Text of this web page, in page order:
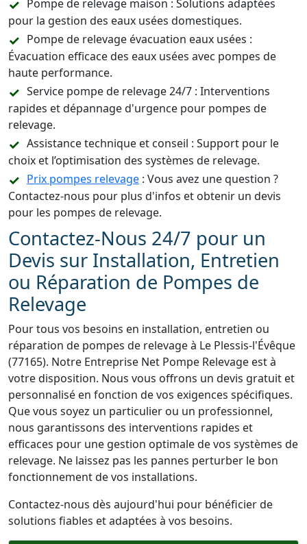
Pompe de relevage maison : Solutions adaptées
pour la gestion des eaux usées domestiques.
Pompe de relevage évacuation eaux usées :
Évacuation efficace des eaux usées avec pompes de
haute performance.
Service pompe de relevage 24/7 : Interventions
rapides et dépannage d'urgence pour pompes de
relevage.
Assistance technique et conseil : Support pour le
choix et l’optimisation des systèmes de relevage.
Prix pompes relevage : Vous avez une question ?
Contactez-nous pour plus d'infos et obtenir un devis
pour les pompes de relevage.
Contactez-Nous 24/7 pour un
Devis sur Installation, Entretien
ou Réparation de Pompes de
Relevage
Pour tous vos besoins en installation, entretien ou
réparation de pompes de relevage à Le Plessis-l'Évêque
(77165). Notre Entreprise Net Pompe Relevage est à
votre disposition. Nous vous offrons un devis gratuit et
personnalisé en fonction de vos exigences spécifiques.
Que vous soyez un particulier ou un professionnel,
nous garantissons des interventions rapides et
efficaces pour une gestion optimale de vos systèmes de
relevage. Ne laissez pas les pannes perturber le bon
fonctionnement de vos installations.
Contactez-nous dès aujourd'hui pour bénéficier de
solutions fiables et adaptées à vos besoins.